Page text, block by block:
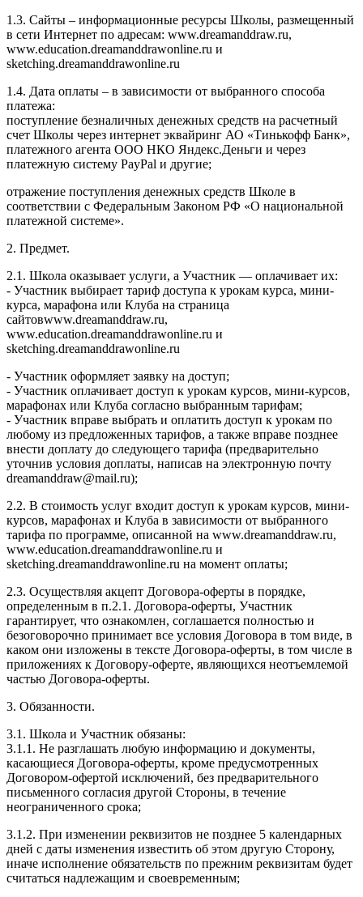
1.3. Сайты – информационные ресурсы Школы, размещенный
в сети Интернет по адресам: www.dreamanddraw.ru,
www.education.dreamanddrawonline.ru и
sketching.dreamanddrawonline.ru
1.4. Дата оплаты – в зависимости от выбранного способа
платежа:
поступление безналичных денежных средств на расчетный
счет Школы через интернет эквайринг АО «Тинькофф Банк»,
платежного агента ООО НКО Яндекс.Деньги и через
платежную систему PayPal и другие;
отражение поступления денежных средств Школе в
соответствии с Федеральным Законом РФ «О национальной
платежной системе».
2. Предмет.
2.1. Школа оказывает услуги, а Участник — оплачивает их:
- Участник выбирает тариф доступа к урокам курса, мини-
курса, марафона или Клуба на страница
сайтовwww.dreamanddraw.ru,
www.education.dreamanddrawonline.ru и
sketching.dreamanddrawonline.ru
- Участник оформляет заявку на доступ;
- Участник оплачивает доступ к урокам курсов, мини-курсов,
марафонах или Клуба согласно выбранным тарифам;
- Участник вправе выбрать и оплатить доступ к урокам по
любому из предложенных тарифов, а также вправе позднее
внести доплату до следующего тарифа (предварительно
уточнив условия доплаты, написав на электронную почту
dreamanddraw@mail.ru);
2.2. В стоимость услуг входит доступ к урокам курсов, мини-
курсов, марафонах и Клуба в зависимости от выбранного
тарифа по программе, описанной на www.dreamanddraw.ru,
www.education.dreamanddrawonline.ru и
sketching.dreamanddrawonline.ru на момент оплаты;
2.3. Осуществляя акцепт Договора-оферты в порядке,
определенным в п.2.1. Договора-оферты, Участник
гарантирует, что ознакомлен, соглашается полностью и
безоговорочно принимает все условия Договора в том виде, в
каком они изложены в тексте Договора-оферты, в том числе в
приложениях к Договору-оферте, являющихся неотъемлемой
частью Договора-оферты.
3. Обязанности.
3.1. Школа и Участник обязаны:
3.1.1. Не разглашать любую информацию и документы,
касающиеся Договора-оферты, кроме предусмотренных
Договором-офертой исключений, без предварительного
письменного согласия другой Стороны, в течение
неограниченного срока;
3.1.2. При изменении реквизитов не позднее 5 календарных
дней с даты изменения известить об этом другую Сторону,
иначе исполнение обязательств по прежним реквизитам будет
считаться надлежащим и своевременным;